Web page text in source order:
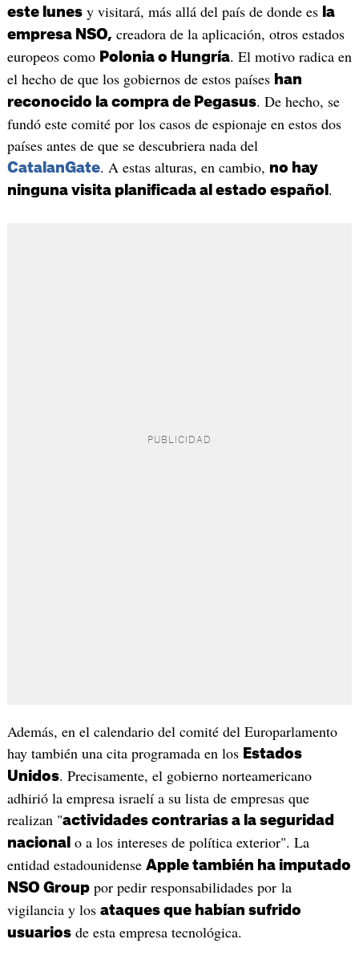
este lunesy visitará, más allá del país de donde es la
empresa NSO, creadora de la aplicación, otros estados
europeos como Polonia o Hungría. El motivo radica en
el hecho de que los gobiernos de estos países han
reconocido la compra de Pegasus. De hecho, se
fundó este comité por los casos de espionaje en estos dos
países antes de que se descubriera nada del
CatalanGate. A estas alturas, en cambio, no hay
ninguna visita planificada al estado español .
Además, en el calendario del comité del Europarlamento
hay también una cita programada en los Estados
Unidos. Precisamente, el gobierno norteamericano
adhirió la empresa israelí a su lista de empresas que
realizan "actividades contrarias a la seguridad
nacional o a los intereses de política exterior". La
entidad estadounidense Apple también ha imputado
NSO Grouppor pedir responsabilidades por la
vigilancia y los ataques que habían sufrido
usuariosde esta empresa tecnológica.